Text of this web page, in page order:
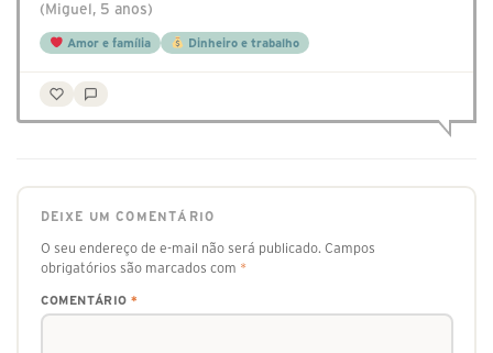
(Miguel, 5 anos)
Amor e família Dinheiro e trabalho
DEIXE UM COMENTÁRIO
O seu endereço de e-mail não será publicado. Campos
obrigatórios são marcados com *
COMENTÁRIO *